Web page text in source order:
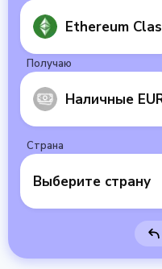
Ethereum
Получаю
Наличные
Страна
Выберите страну